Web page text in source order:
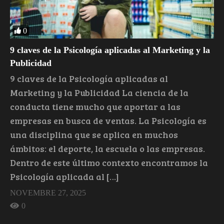
0
9 claves de la Psicología aplicadas al Marketing y la
Publicidad
9 claves de la Psicología aplicadas al
Marketing y la Publicidad La ciencia de la
conducta tiene mucho que aportar a las
empresas en busca de ventas. La Psicología es
una disciplina que se aplica en muchos
ámbitos: el deporte, la escuela o las empresas.
Dentro de este último contexto encontramos la
Psicología aplicada al […]
NOVEMBRE 27, 2025
0